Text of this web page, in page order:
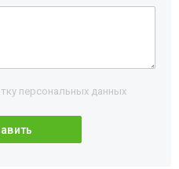
персональных данных